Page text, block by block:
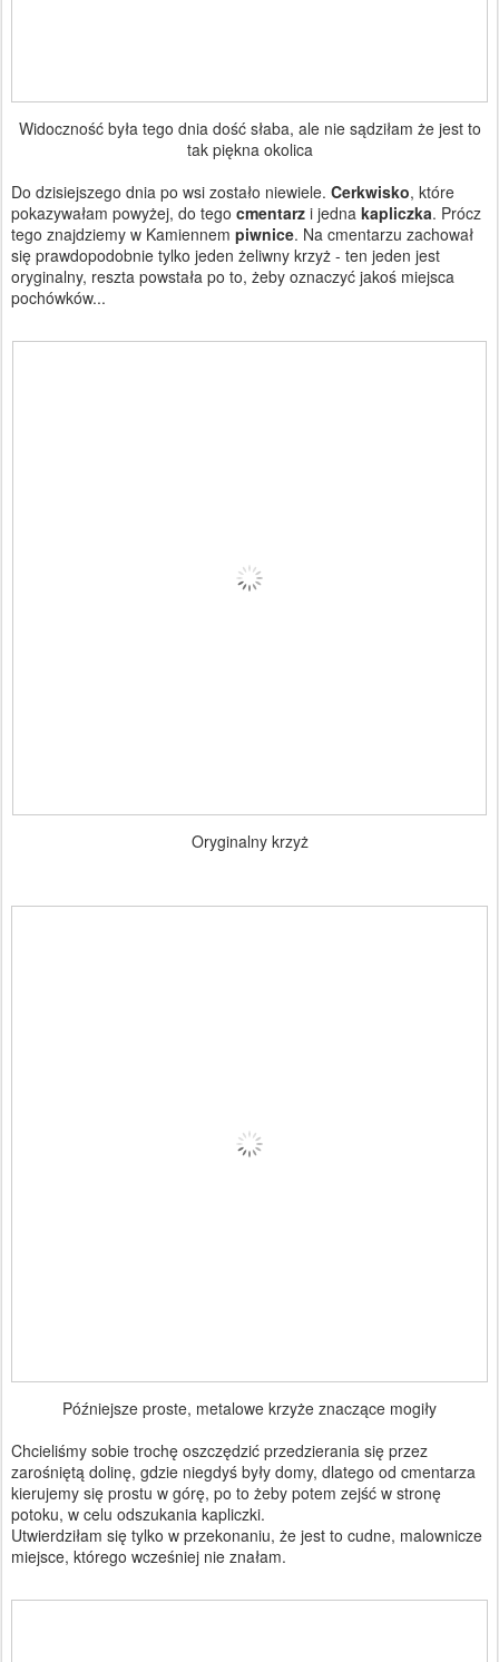
Widoczność była tego dnia dość słaba, ale nie sądziłam że jest to
tak piękna okolica
Do dzisiejszego dnia po wsi zostało niewiele. Cerkwisko, które
pokazywałam powyżej, do tego cmentarz i jedna kapliczka. Prócz
tego znajdziemy w Kamiennem piwnice. Na cmentarzu zachował
się prawdopodobnie tylko jeden żeliwny krzyż - ten jeden jest
oryginalny, reszta powstała po to, żeby oznaczyć jakoś miejsca
pochówków...
Oryginalny krzyż
Późniejsze proste, metalowe krzyże znaczące mogiły
Chcieliśmy sobie trochę oszczędzić przedzierania się przez
zarośniętą dolinę, gdzie niegdyś były domy, dlatego od cmentarza
kierujemy się prostu w górę, po to żeby potem zejść w stronę
potoku, w celu odszukania kapliczki.
Utwierdziłam się tylko w przekonaniu, że jest to cudne, malownicze
miejsce, którego wcześniej nie znałam.